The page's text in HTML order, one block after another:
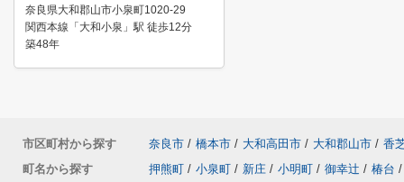
奈良県大和郡山市小泉町1020-29
関西本線「大和小泉」駅 徒歩12分
築48年
市区町村から探す 奈良市 / 橋本市 / 大和高田市 / 大和郡山市 / 香
町名から探す
押熊町 / 小泉町 / 新庄 / 小明町 / 御幸辻 / 椿台 /